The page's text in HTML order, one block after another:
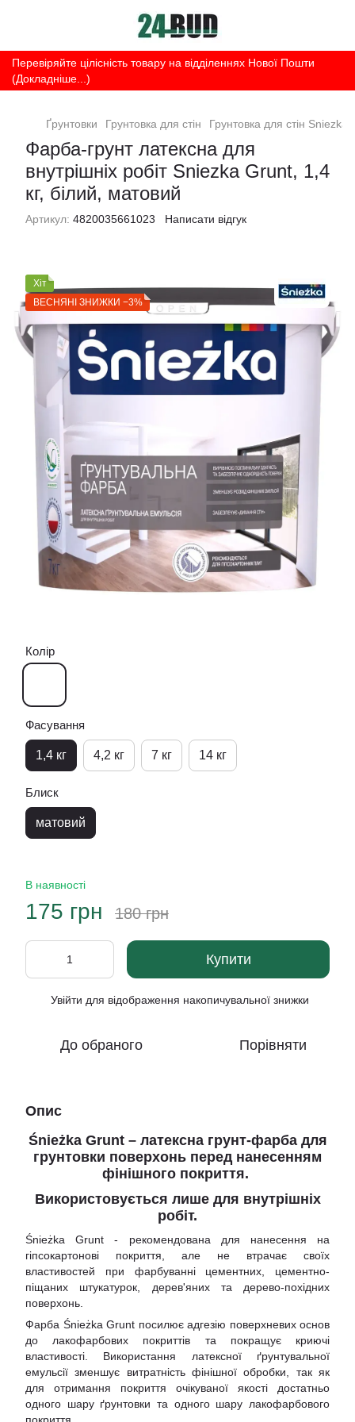
Перевіряйте цілісність товару на відділеннях Нової Пошти
(Докладніше...)
Ґрунтовки Грунтовка для стін Грунтовка для стін Sniezka
Фарба-грунт латексна для
внутрішніх робіт Sniezka Grunt, 1,4
кг, білий, матовий
Артикул: 4820035661023 Написати відгук
Хіт
ВЕСНЯНІ ЗНИЖКИ −3%
Колір
Фасування
1,4 кг 4,2 кг 7 кг 14 кг
Блиск
матовий
В наявності
175 грн 180 грн
Купити
Увійти для відображення накопичувальної знижки
До обраного Порівняти
Опис
Śnieżka Grunt– латексна грунт-фарба для
грунтовки поверхонь перед нанесенням
фінішного покриття.
Використовується лише для внутрішніх
робіт.
Śnieżka Grunt - рекомендована для нанесення на
гіпсокартонові покриття, але не втрачає своїх
властивостей при фарбуванні цементних, цементно-
піщаних штукатурок, дерев'яних та дерево-похідних
поверхонь.
Фарба Śnieżka Grunt посилює адгезію поверхневих основ
до лакофарбових покриттів та покращує криючі
властивості. Використання латексної ґрунтувальної
емульсії зменшує витратність фінішної обробки, так як
для отримання покриття очікуваної якості достатньо
одного шару ґрунтовки та одного шару лакофарбового
покриття.